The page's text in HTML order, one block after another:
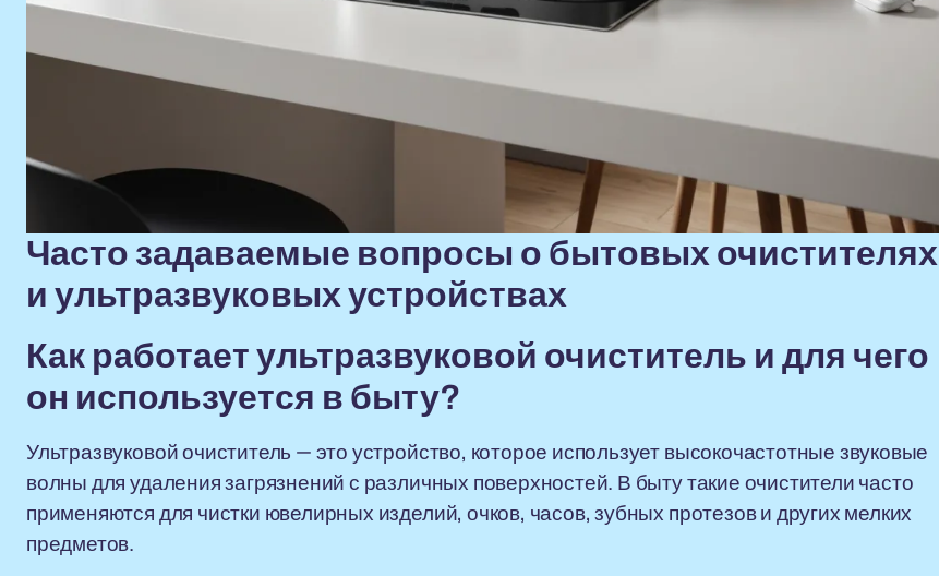
Часто задаваемые вопросы о бытовых очистителях
и ультразвуковых устройствах
Как работает ультразвуковой очиститель и для чего
он используется в быту?
Ультразвуковой очиститель — это устройство, которое использует высокочастотные звуковые
волны для удаления загрязнений с различных поверхностей. В быту такие очистители часто
применяются для чистки ювелирных изделий, очков, часов, зубных протезов и других мелких
предметов.